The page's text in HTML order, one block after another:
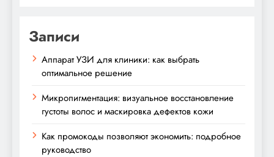
Записи
Аппарат УЗИ для клиники: как выбрать
оптимальное решение
Микропигментация: визуальное восстановление
густоты волос и маскировка дефектов кожи
Как промокоды позволяют экономить: подробное
руководство